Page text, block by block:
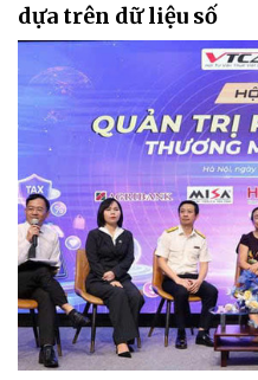
dựa trên dữ liệu số